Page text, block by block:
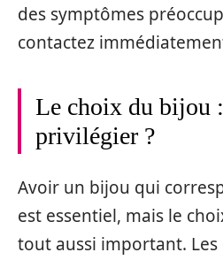
des symptômes
contactez
Le choix du bijou
privilégier ?
Avoir un bijou qui
est essentiel, mais le
tout aussi important.